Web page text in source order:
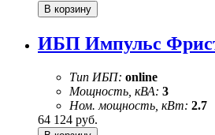
ИБП Импульс
Тип ИБП: online
Мощность, кВА: 3
Ном. мощность, кВт: 2.7
64 124 руб.